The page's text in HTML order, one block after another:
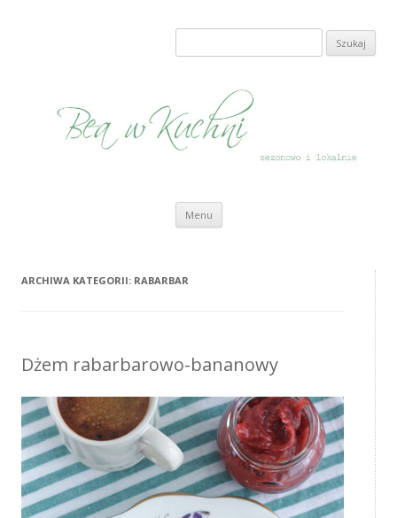
Szukaj:
Menu Przeskocz do treści
ARCHIWA KATEGORII: RABARBAR
Dżem rabarbarowo-bananowy